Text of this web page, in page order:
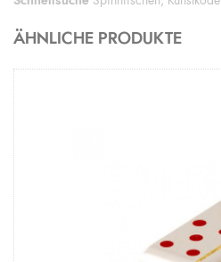
ÄHNLICHE PRODUKTE